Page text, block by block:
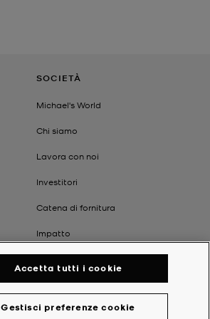
SOCIETÀ
Michael's World
Chi siamo
Lavora con noi
Investitori
Catena di fornitura
Impatto
Gestisci preferenze cookie
Accetta tutti i cookie